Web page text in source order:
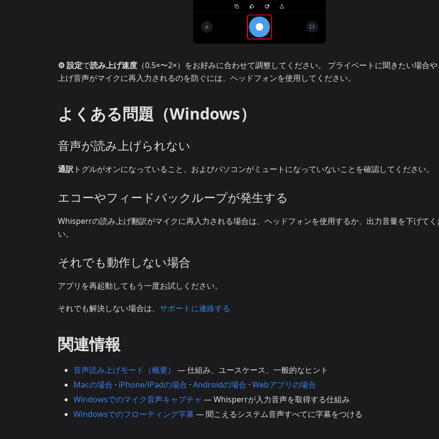
⚙ 設定で読み上げ速度 （0.5×〜2×）をお好みに合わせて調整してください。 プライベートに聞きたい場合
上げ音声がマイクに再入力されるのを防ぐには、ヘッドフォンを使用してください。
よくある問題（Windows）
音声が読み上げられない
通訳 トグルがオンになっていること、およびパソコンがミュートになっていないことを確認してください。
エコーやフィードバックループが発生する
Whisperrの読み上げ翻訳がマイクに再入力される場合は、ヘッドフォンを使用するか、出力音量を下げてく
い。
それでも動作しない場合
アプリを再起動してもう一度お試しください。
それでも解決しない場合は、 サポートに連絡する
関連情報
音声読み上げモード（概要）
— 仕組み、ユースケース、一般的なヒント
Macの場合 · iPhone/iPadの場合 · Androidの場合 · Webアプリの場合
Windowsでのマイク音声キャプチャ — Whisperrが入力音声を取得する仕組み
Windowsでのフローティング字幕 — 聞こえるシステム音声すべてに字幕をつける